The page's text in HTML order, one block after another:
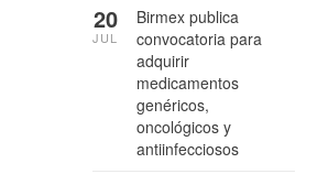
Birmex publica
convocatoria para
adquirir
medicamentos
genéricos,
oncológicos y
antiinfecciosos
20
JUL